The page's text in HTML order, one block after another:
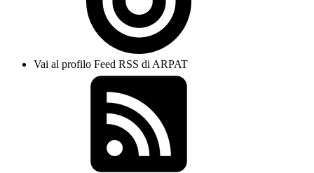
Vai al profilo Feed RSS di ARPAT